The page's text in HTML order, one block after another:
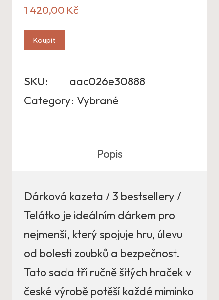
1 420,00 Kč
Koupit
SKU:
aac026e30888
Category: Vybrané
Popis
Dárková kazeta / 3 bestsellery /
Telátko je ideálním dárkem pro
nejmenší, který spojuje hru, úlevu
od bolesti zoubků a bezpečnost.
Tato sada tří ručně šitých hraček v
české výrobě potěší každé miminko